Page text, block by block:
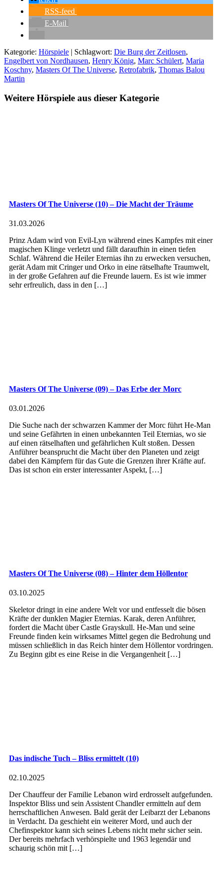
RSS-feed
E-Mail
Kategorie: Hörspiele | Schlagwort: Die Burg der Zeitlosen,
Engelbert von Nordhausen, Henry König, Marc Schülert, Maria
Koschny, Masters Of The Universe, Retrofabrik, Thomas Balou
Martin
Weitere Hörspiele aus dieser Kategorie
Masters Of The Universe (10) – Die Macht der Träume
31.03.2026
Prinz Adam wird von Evil-Lyn während eines Kampfes mit einer
magischen Klinge verletzt und fällt daraufhin in einen tiefen
Schlaf. Während die Heiler Eternias ihn zu erwecken versuchen,
gerät Adam mit Cringer und Orko in eine rätselhafte Traumwelt,
in der große Gefahren auf die Freunde lauern. Es ist wie immer
sehr erfreulich, dass in den […]
Masters Of The Universe (09) – Das Erbe der Morc
03.01.2026
Die Suche nach der schwarzen Kammer der Morc führt He-Man
und seine Gefährten in einen unbekannten Teil Eternias, wo sie
auf einen rätselhaften und gefährlichen Kult stoßen. Dessen
Anführer beansprucht die Macht über den Planeten und zeigt
dabei den Kämpfern für das Gute die Grenzen ihrer Kräfte auf.
Das ist schon ein erster interessanter Aspekt, […]
Masters Of The Universe (08) – Hinter dem Höllentor
03.10.2025
Skeletor dringt in eine andere Welt vor und entfesselt die bösen
Kräfte der dunklen Magier Eternias. Karak, deren Anführer,
fordert die Macht über Castle Grayskull. He-Man und seine
Freunde finden kein wirksames Mittel gegen die Bedrohung und
müssen schließlich in das Reich hinter dem Höllentor vordringen.
Zu Beginn gibt es eine Reise in die Vergangenheit […]
Das indische Tuch – Bliss ermittelt (10)
02.10.2025
Der Chauffeur der Familie Lebanon wird erdrosselt aufgefunden.
Inspektor Bliss und sein Assistent Chandler ermitteln auf dem
herrschaftlichen Anwesen. Bald gerät der Leibarzt der Lebanons
in Verdacht. Da geschieht ein weiterer Mord, und auch der
Chefinspektor kann sich seines Lebens nicht mehr sicher sein.
Der bereits mehrfach verhörspielte und 1963 legendär und
schaurig schön mit […]